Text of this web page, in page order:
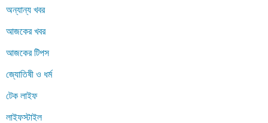
অন্যান্য খবর
আজকের খবর
আজকের টিপস
জ্যোতিষী ও ধর্ম
টেক লাইফ
লাইফস্টাইল